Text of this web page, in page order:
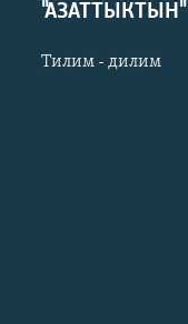
Тилим - дилим